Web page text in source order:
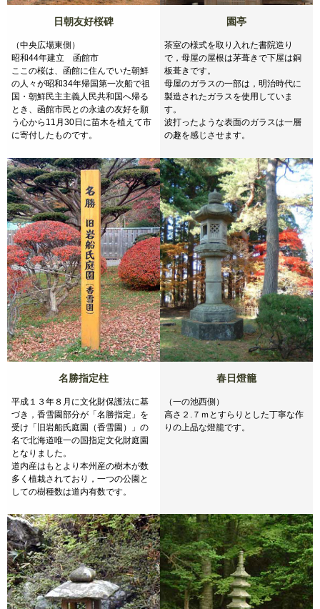
日朝友好桜碑
（中央広場東側）
昭和44年建立 函館市
ここの桜は、函館に住んでいた朝鮮
の人々が昭和34年帰国第一次船で祖
国・朝鮮民主主義人民共和国へ帰る
とき、函館市民との永遠の友好を願
う心から11月30日に苗木を植えて市
に寄付したものです。
園亭
茶室の様式を取り入れた書院造り
で，母屋の屋根は茅葺きで下屋は銅
板葺きです。
母屋のガラスの一部は，明治時代に
製造されたガラスを使用していま
す。
波打ったような表面のガラスは一層
の趣を感じさせます。
名勝指定柱
平成１３年８月に文化財保護法に基
づき，香雪園部分が「名勝指定」を
受け「旧岩船氏庭園（香雪園）」の
名で北海道唯一の国指定文化財庭園
となりました。
道内産はもとより本州産の樹木が数
多く植栽されており，一つの公園と
しての樹種数は道内有数です。
春日燈籠
（一の池西側）
高さ２.７ｍとすらりとした丁寧な作
りの上品な燈籠です。